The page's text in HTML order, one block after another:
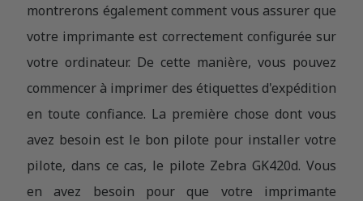
montrerons également comment vous assurer que
votre imprimante est correctement configurée sur
votre ordinateur. De cette manière, vous pouvez
commencer à imprimer des étiquettes d'expédition
en toute confiance. La première chose dont vous
avez besoin est le bon pilote pour installer votre
pilote, dans ce cas, le pilote Zebra GK420d. Vous
en avez besoin pour que votre imprimante